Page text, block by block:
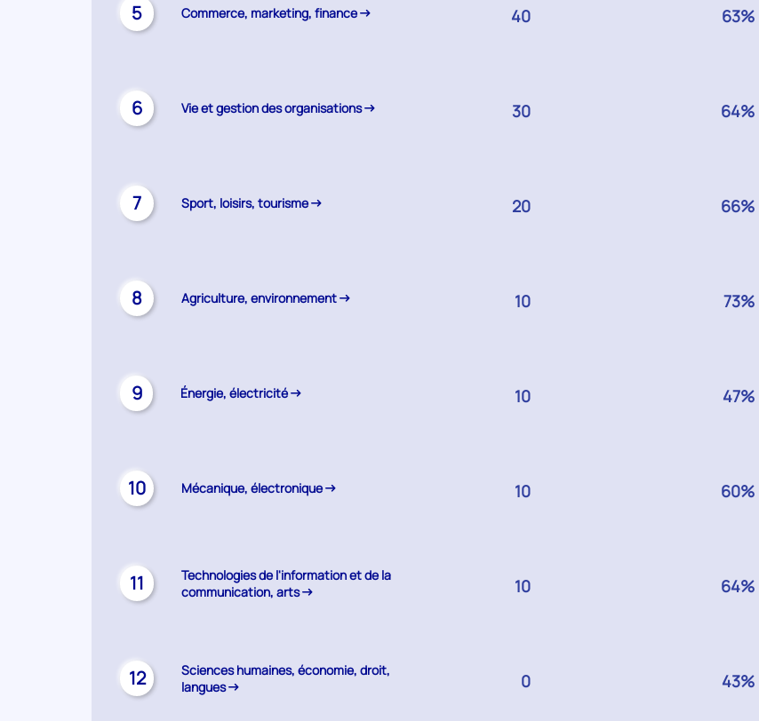
5 Commerce, marketing, finance GERS
40 GERS
63%
6 Vie et gestion des organisations GERS
30 GERS
64%
7 Sport, loisirs, tourisme GERS
20 GERS
66%
8 Agriculture, environnement GERS
10 GERS
73%
9 Énergie, électricité GERS
10 GERS
47%
10 Mécanique, électronique GERS
10 GERS
60%
11
Technologies de l'information et de la
communication, arts
GERS
10 GERS
64%
12
Sciences humaines, économie, droit,
langues
GERS
0 GERS
43%